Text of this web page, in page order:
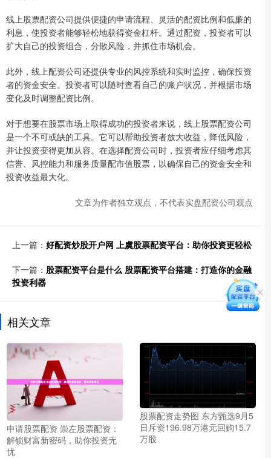
线上股票配资公司提供便捷的申请流程、灵活的配资比例和低廉的
利息，使投资者能够轻松地获得资金杠杆。通过配资，投资者可以
扩大自己的投资组合，分散风险，并抓住市场机会。
此外，线上配资公司还提供专业的风控系统和实时监控，确保投资
者的资金安全。投资者可以随时查看自己的账户状况，并根据市场
变化及时调整配资比例。
对于想要在股票市场上取得成功的投资者来说，线上股票配资公司
是一个不可或缺的工具。它可以帮助投资者放大收益，降低风险，
并让投资变得更加从容。在选择配资公司时，投资者应仔细考虑其
信誉、风控能力和服务质量配市值股票，以确保自己的资金安全和
投资收益最大化。
文章为作者独立观点，不代表实盘配资公司观点
上一篇： 好配资炒股开户网 上虞股票配资平台：助你投资更轻松
下一篇： 股票配资平台是什么 股票配资平台搭建：打造你的金融
投资利器
相关文章
申请股票配资 崇左股票配资：
解锁财富新密码，助你投资无
忧
股票配资走势图 东方甄选9月5
日斥资196.98万港元回购15.7
万股